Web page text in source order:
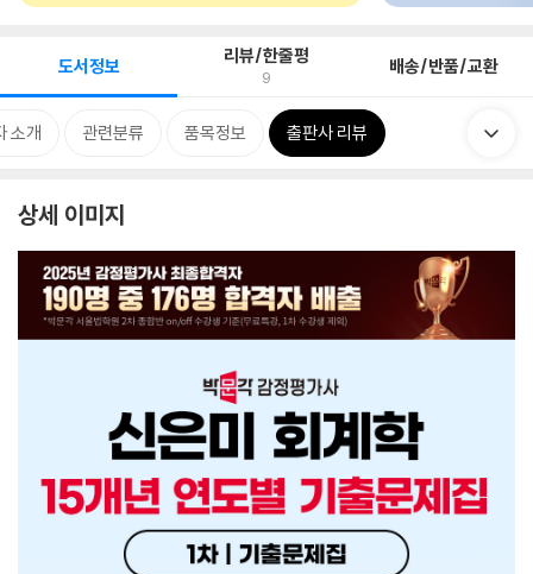
도서정보 리뷰/한줄평
9 배송/반품/교환
소개 관련분류 품목정보 출판사 리뷰
상세 이미지